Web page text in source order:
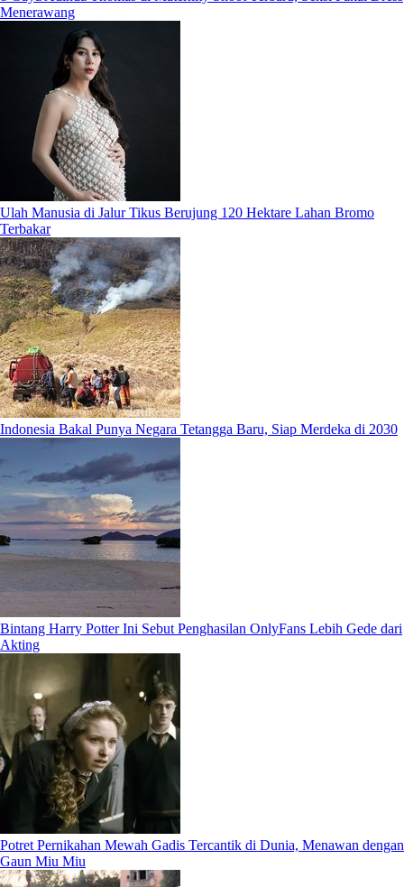
Menerawang
Ulah Manusia di Jalur Tikus Berujung 120 Hektare Lahan Bromo
Terbakar
Indonesia Bakal Punya Negara Tetangga Baru, Siap Merdeka di 2030
Bintang Harry Potter Ini Sebut Penghasilan OnlyFans Lebih Gede dari
Akting
Potret Pernikahan Mewah Gadis Tercantik di Dunia, Menawan dengan
Gaun Miu Miu